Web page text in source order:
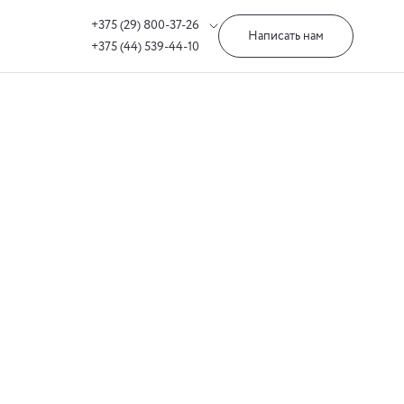
+375 (29) 800-37-26
+375 (44) 539-44-10
Написать нам